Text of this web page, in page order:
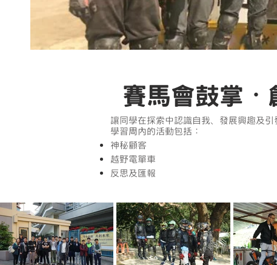
賽馬會鼓掌
讓同學在探索中認識自我、發展興趣及
學習周內的活動包括：
神秘顧客
越野電單車
反思及匯報